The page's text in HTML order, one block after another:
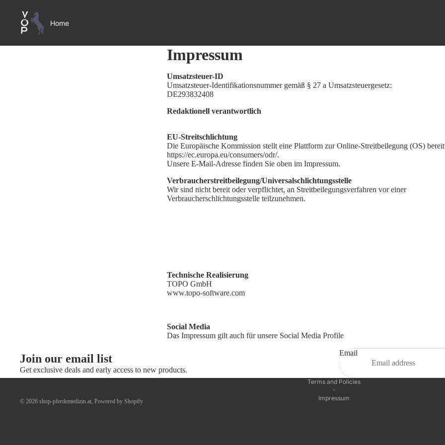
Home
Impressum
Umsatzsteuer-ID
Umsatzsteuer-Identifikationsnummer gemäß § 27 a Umsatzsteuergesetz:
DE293832408
Redaktionell verantwortlich
EU-Streitschlichtung
Die Europäische Kommission stellt eine Plattform zur Online-Streitbeilegung (OS)
https://ec.europa.eu/consumers/odr/.
Unsere E-Mail-Adresse finden Sie oben im Impressum.
Verbraucherstreitbeilegung/Universalschlichtungsstelle
Wir sind nicht bereit oder verpflichtet, an Streitbeilegungsverfahren vor einer
Verbraucherschlichtungsstelle teilzunehmen.
Technische Realisierung
TOPO GmbH
www.topo-software.com
Social Media
Das Impressum gilt auch für unsere Social Media Profile
Join our email list
Get exclusive deals and early access to new products.
Email
© 2026 shop-pferdemedizin.at, Powered by Shopify
Terms and Policies
·
Impressum
Privacy policy